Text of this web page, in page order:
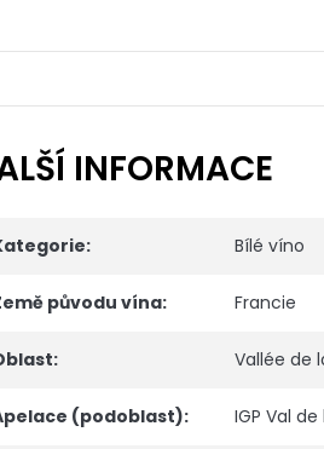
INFORMACE
: Bílé víno
původu vína: Francie
: Vallée de
(podoblast): IGP Val de